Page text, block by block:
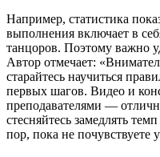
Например, статистика
выполнения включает в
танцоров. Поэтому важно
Автор отмечает:
старайтесь научиться
первых шагов. Видео и
преподавателями —
стесняйтесь замедлять
пор, пока не почувствуете